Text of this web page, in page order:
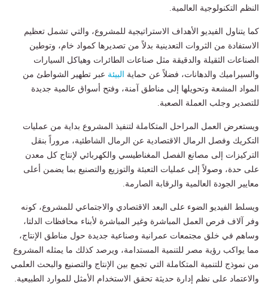
النظم التكنولوجية العالمية.
كما يتناول الفيديو الأهداف الاستراتيجية للمشروع، والتي تشمل تعظيم
الاستفادة من الثروات التعدينية بدلاً من تصديرها كمواد خام، وتوطين
الصناعات الثقيلة والدقيقة مثل صناعات الطائرات وهياكل السيارات
والسيراميك والدهانات، فضلاً عن حماية البيئة عبر تطهير الشواطئ من
المواد المشعة وتحويلها إلى مناطق آمنة، وفتح أسواق عالمية جديدة
للتصدير وجلب العملة الصعبة.
ويستعرض العمل المراحل المتكاملة لتنفيذ المشروع بداية من عمليات
التكريك وفصل الرمال الاقتصادية عن الرمال الشاطئية، مروراً بنقل
التركيزات إلى مصانع الفصل المغناطيسي والكهربائي لإنتاج كل معدن
على حدة، وصولاً إلى عمليات التعبئة والتوزيع والتصنيع بما يضمن أعلى
معايير الجودة العالمية والرقابة الصارمة.
ويسلط الفيديو الضوء على البعد الاقتصادي والاجتماعي للمشروع، كونه
وفر آلاف فرص العمل المباشرة وغير المباشرة لأبناء محافظات الدلتا،
وساهم في خلق مجتمعات عمرانية وصناعية جديدة حول مناطق الإنتاج،
مما يواكب رؤية مصر للتنمية المستدامة، ويرصد كذلك ما يمثله المشروع
من نموذج للتنمية المتكاملة التي تجمع بين الإنتاج والتصنيع والبحث العلمي
والاعتماد على نظم إدارة حديثة تحقق الاستخدام الأمثل للموارد الطبيعية.